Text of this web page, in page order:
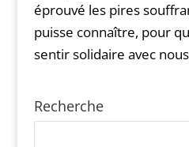
éprouvé les pires
puisse connaître, pour
sentir solidaire avec
Recherche